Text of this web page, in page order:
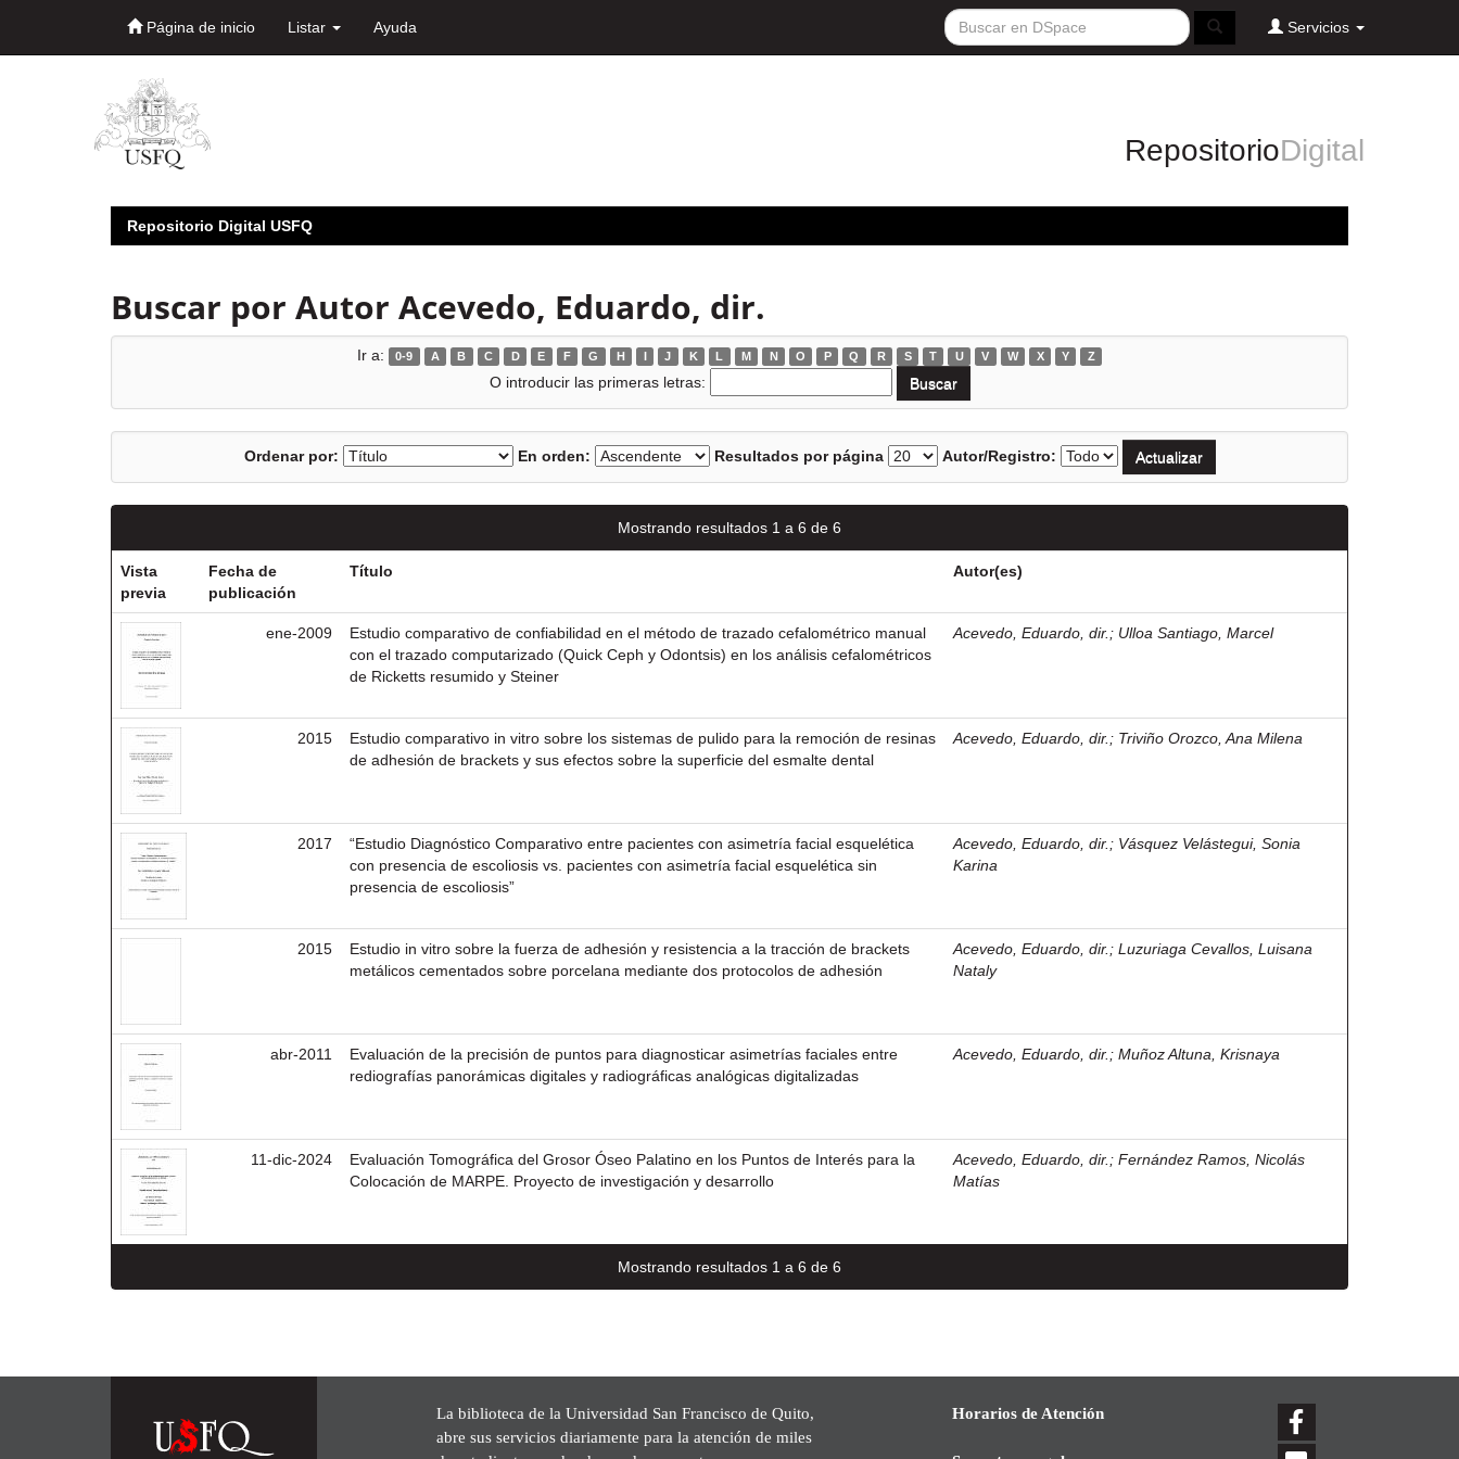
Página de inicio Listar Ayuda Servicios
RepositorioDigital
Repositorio Digital USFQ
Buscar por Autor Acevedo, Eduardo, dir.
Ir a: 0-9 A B C D E F G H I J K L M N O P Q R S T U V W X Y Z
O introducir las primeras letras:
Ordenar por: En orden: Resultados por página Autor/Registro:
Mostrando resultados 1 a 6 de 6
Vista
previa
Fecha de
publicación
Título Autor(es)
ene-2009
Estudio comparativo de confiabilidad en el método de trazado cefalométrico manual
con el trazado computarizado (Quick Ceph y Odontsis) en los análisis cefalométricos
de Ricketts resumido y Steiner
Acevedo, Eduardo, dir. ; Ulloa Santiago, Marcel
2015
Estudio comparativo in vitro sobre los sistemas de pulido para la remoción de resinas
de adhesión de brackets y sus efectos sobre la superficie del esmalte dental
Acevedo, Eduardo, dir. ; Triviño Orozco, Ana Milena
2017
“Estudio Diagnóstico Comparativo entre pacientes con asimetría facial esquelética
con presencia de escoliosis vs. pacientes con asimetría facial esquelética sin
presencia de escoliosis”
Acevedo, Eduardo, dir. ; Vásquez Velástegui, Sonia
Karina
2015
Estudio in vitro sobre la fuerza de adhesión y resistencia a la tracción de brackets
metálicos cementados sobre porcelana mediante dos protocolos de adhesión
Acevedo, Eduardo, dir. ; Luzuriaga Cevallos, Luisana
Nataly
abr-2011
Evaluación de la precisión de puntos para diagnosticar asimetrías faciales entre
rediografías panorámicas digitales y radiográficas analógicas digitalizadas
Acevedo, Eduardo, dir. ; Muñoz Altuna, Krisnaya
11-dic-2024
Evaluación Tomográfica del Grosor Óseo Palatino en los Puntos de Interés para la
Colocación de MARPE. Proyecto de investigación y desarrollo
Acevedo, Eduardo, dir. ; Fernández Ramos, Nicolás
Matías
Mostrando resultados 1 a 6 de 6
La biblioteca de la Universidad San Francisco de Quito,
abre sus servicios diariamente para la atención de miles
Horarios de Atención